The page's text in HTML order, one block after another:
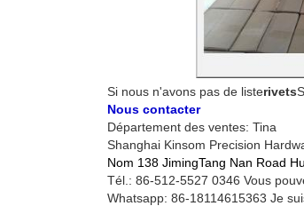
Si nous n'avons pas de listerivets
Nous contacter
Département des ventes: Tina
Shanghai Kinsom Precision
Nom 138 JimingTang Nan Road
Tél.: 86-512-5527 0346 Vous
Whatsapp: 86-18114615363 Je